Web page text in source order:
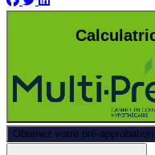
Obtenez votre pré-approbation